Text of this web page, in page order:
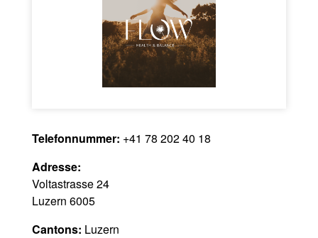
Telefonnummer: +41 78 202 40 18
Adresse:
Voltastrasse 24
Luzern 6005
Cantons: Luzern